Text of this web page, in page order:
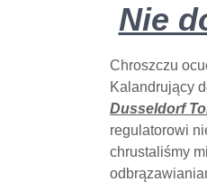
Nie
Chroszczu
Kalandrujący
Dusseldorf
regulatorowi
chrustaliśmy